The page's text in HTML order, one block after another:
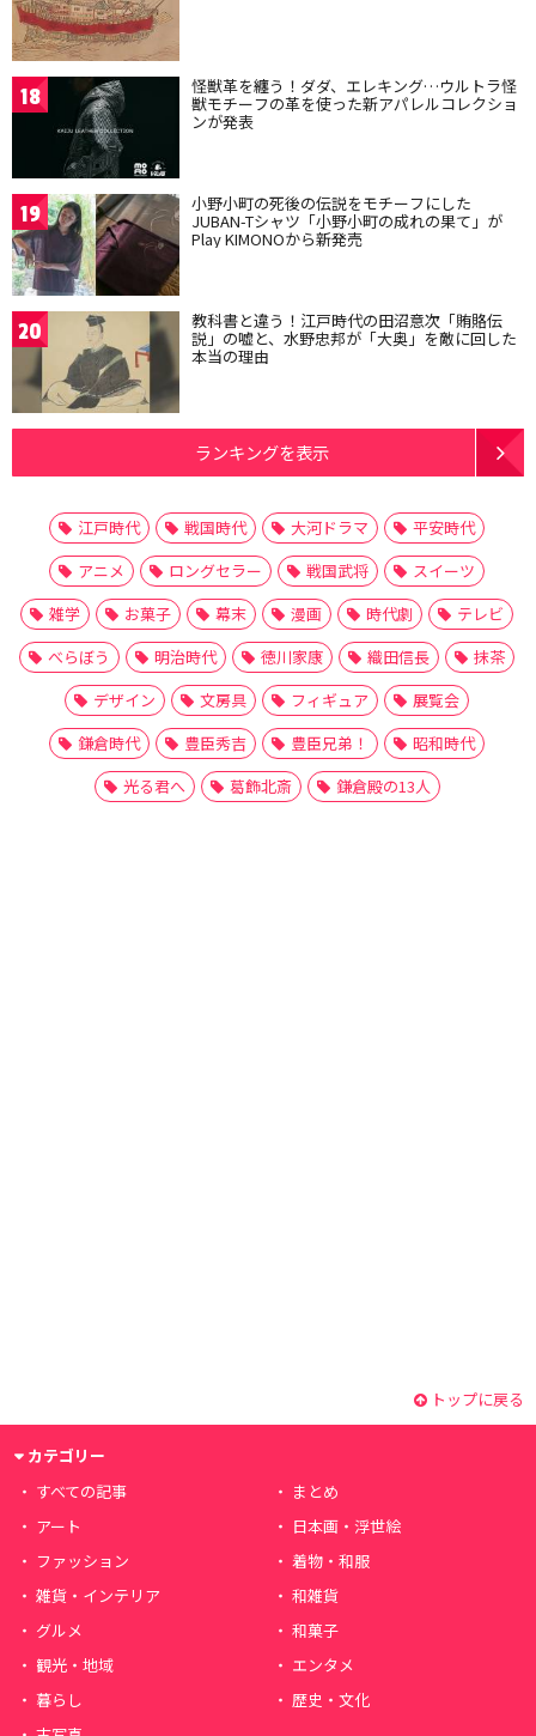
18 怪獣革を纏う！ダダ、エレキング…ウルトラ怪
獣モチーフの革を使った新アパレルコレクショ
ンが発表
19 小野小町の死後の伝説をモチーフにした
JUBAN-Tシャツ「小野小町の成れの果て」が
Play KIMONOから新発売
20 教科書と違う！江戸時代の田沼意次「賄賂伝
説」の嘘と、水野忠邦が「大奥」を敵に回した
本当の理由
ランキングを表示
江戸時代 戦国時代 大河ドラマ
平安時代
アニメ
ロングセラー 戦国武将
スイーツ
雑学
お菓子 幕末 漫画 時代劇
テレビ
べらぼう
明治時代 徳川家康 織田信長
抹茶
デザイン
文房具 フィギュア
展覧会
鎌倉時代
豊臣秀吉 豊臣兄弟！
昭和時代
光る君へ
葛飾北斎 鎌倉殿の13人
トップに戻る
カテゴリー
すべての記事
まとめ
アート
日本画・浮世絵
ファッション
着物・和服
雑貨・インテリア
和雑貨
グルメ
和菓子
観光・地域
エンタメ
暮らし
歴史・文化